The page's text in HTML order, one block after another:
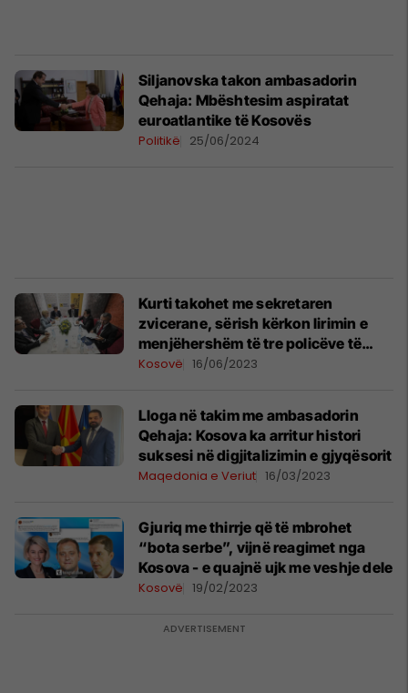
Siljanovska takon ambasadorin
Qehaja: Mbështesim aspiratat
euroatlantike të Kosovës
Politikë 25/06/2024
Kurti takohet me sekretaren
zvicerane, sërish kërkon lirimin e
menjëhershëm të tre policëve të
rrëmbyer
Kosovë 16/06/2023
Lloga në takim me ambasadorin
Qehaja: Kosova ka arritur histori
suksesi në digjitalizimin e gjyqësorit
Maqedonia e Veriut 16/03/2023
Gjuriq me thirrje që të mbrohet
“bota serbe”, vijnë reagimet nga
Kosova - e quajnë ujk me veshje dele
Kosovë 19/02/2023